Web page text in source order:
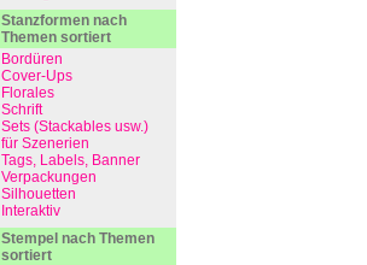
Stanzformen nach
Themen sortiert
Bordüren
Cover-Ups
Florales
Schrift
Sets (Stackables usw.)
für Szenerien
Tags, Labels, Banner
Verpackungen
Silhouetten
Interaktiv
Stempel nach Themen
sortiert